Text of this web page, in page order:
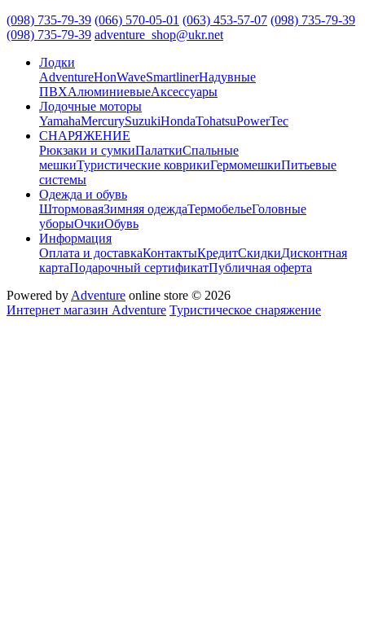
(098) 735-79-39 (066) 570-05-01 (063) 453-57-07 (098) 735-79-39
(098) 735-79-39 adventure_shop@ukr.net
Лодки
AdventureHonWaveSmartlinerНадувные
ПВХАлюминиевыеАксессуары
Лодочные моторы
YamahaMercurySuzukiHondaTohatsuPowerTec
СНАРЯЖЕНИЕ
Рюкзаки и сумкиПалаткиСпальные
мешкиТуристические коврикиГермомешкиПитьевые
системы
Одежда и обувь
ШтормоваяЗимняя одеждаТермобельеГоловные
уборыОчкиОбувь
Информация
Оплата и доставкаКонтактыКредитСкидкиДисконтная
картаПодарочный сертификатПубличная оферта
Powered by Adventure online store © 2026
Интернет магазин Adventure Туристическое снаряжение